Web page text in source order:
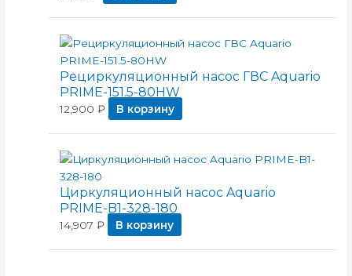
Рециркуляционный насос ГВС Aquario
PRIME-151.5-80HW
12,900 ₽ В корзину
Циркуляционный насос Aquario
PRIME-B1-328-180
14,907 ₽ В корзину